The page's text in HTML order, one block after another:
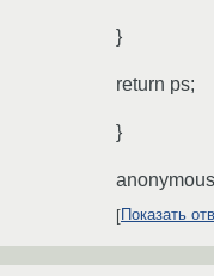
}
return ps;
}
anonymous
Показать